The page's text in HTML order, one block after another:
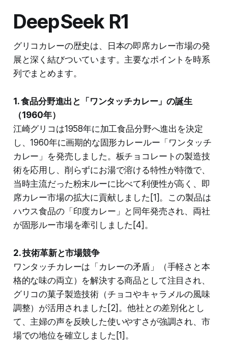
DeepSeek R1
グリコカレーの歴史は、日本の即席カレー市場の発
展と深く結びついています。主要なポイントを時系
列でまとめます。
1. 食品分野進出と「ワンタッチカレー」の誕生
（1960年）
江崎グリコは1958年に加工食品分野へ進出を決定
し、1960年に画期的な固形カレールー「ワンタッチ
カレー」を発売しました。板チョコレートの製造技
術を応用し、削らずにお湯で溶ける特性が特徴で、
当時主流だった粉末ルーに比べて利便性が高く、即
席カレー市場の拡大に貢献しました[1]。この製品は
ハウス食品の「印度カレー」と同年発売され、両社
が固形ルー市場を牽引しました[4]。
2. 技術革新と市場競争
ワンタッチカレーは「カレーの矛盾」（手軽さと本
格的な味の両立）を解決する商品として注目され、
グリコの菓子製造技術（チョコやキャラメルの風味
調整）が活用されました[2]。他社との差別化とし
て、主婦の声を反映した使いやすさが強調され、市
場での地位を確立しました[1]。